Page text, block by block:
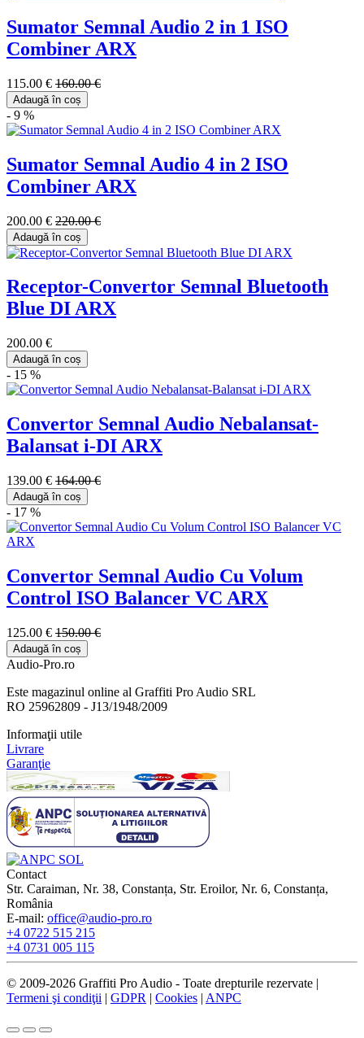
Sumator Semnal Audio 2 in 1 ISO
Combiner ARX
115.00 € 160.00 €
Adaugă în coș
- 9 %
Sumator Semnal Audio 4 in 2 ISO
Combiner ARX
200.00 € 220.00 €
Adaugă în coș
Receptor-Convertor Semnal Bluetooth
Blue DI ARX
200.00 €
Adaugă în coș
- 15 %
Convertor Semnal Audio Nebalansat-
Balansat i-DI ARX
139.00 € 164.00 €
Adaugă în coș
- 17 %
Convertor Semnal Audio Cu Volum
Control ISO Balancer VC ARX
125.00 € 150.00 €
Adaugă în coș
Audio-Pro.ro
Este magazinul online al Graffiti Pro Audio SRL
RO 25962809 - J13/1948/2009
Informaţii utile
Livrare
Garanţie
Contact
Str. Caraiman, Nr. 38, Constanța, Str. Eroilor, Nr. 6, Constanța,
România
E-mail: office@audio-pro.ro
+4 0722 515 215
+4 0731 005 115
© 2009-2026 Graffiti Pro Audio - Toate drepturile rezervate |
Termeni şi condiţii | GDPR | Cookies | ANPC